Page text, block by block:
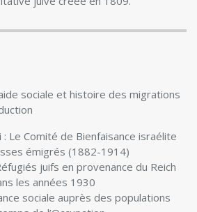
sociale et histoire des migrations
Le Comité de Bienfaisance israélite
émigrés (1882-1914)
juifs en provenance du Reich
les années 1930
sociale auprès des populations